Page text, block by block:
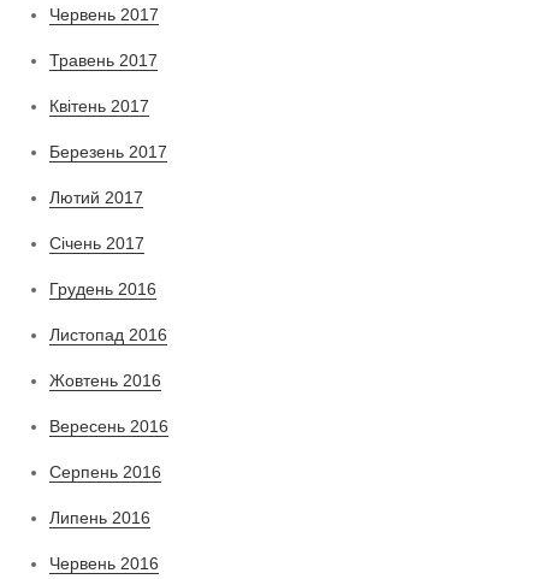
Червень 2017
Травень 2017
Квітень 2017
Березень 2017
Лютий 2017
Січень 2017
Грудень 2016
Листопад 2016
Жовтень 2016
Вересень 2016
Серпень 2016
Липень 2016
Червень 2016